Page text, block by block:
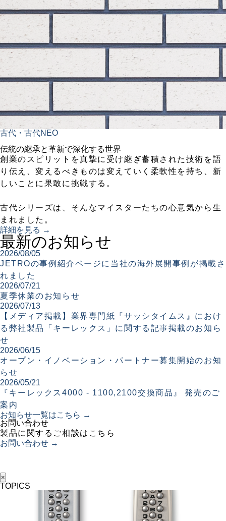
古代・古代NEO
伝統の継承と革新で深化する世界
創業のスピリットを真摯に受け継ぎ蓄積された技術を語
り伝え、変えるべきものは変えていく柔軟性を持ち、新
しいことに果敢に挑戦する。
古代シリーズは、そんなマイスターたちの心意気から生
まれました。
詳細を見る →
最新のお知らせ
2026/08/05
JETROの事例紹介ページに当社の海外展開事例が掲載さ
れました
2026/07/21
夏季休業のお知らせ
2026/07/13
【メディア掲載】業界専門紙『サッシタイムス』におけ
る弊社製品「キーレックス」に関する記事掲載のお知ら
せ
2026/06/15
オープン・イノベーション・パートナー募集開始のお知
らせ
2026/05/21
『キーレックス4000 - 1100,2100交換商品』 発売のご
案内
お知らせ一覧はこちら →
お問い合わせ
製品に関するご相談はこちら
お問い合わせ →
×
TOPICS